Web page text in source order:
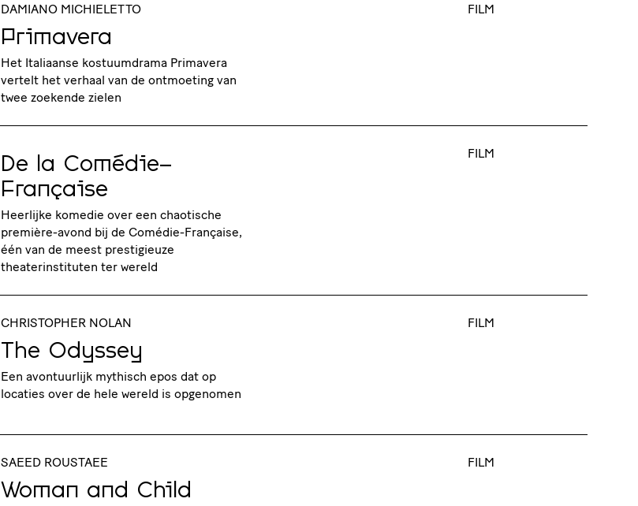
Primavera
DAMIANO MICHIELETTO
Het Italiaanse kostuumdrama Primavera
vertelt het verhaal van de ontmoeting van
twee zoekende zielen
FILM
De la Comédie-
Française
Heerlijke komedie over een chaotische
première-avond bij de Comédie-Française,
één van de meest prestigieuze
theaterinstituten ter wereld
FILM
The Odyssey
CHRISTOPHER NOLAN
Een avontuurlijk mythisch epos dat op
locaties over de hele wereld is opgenomen
FILM
Woman and Child
SAEED ROUSTAEE FILM